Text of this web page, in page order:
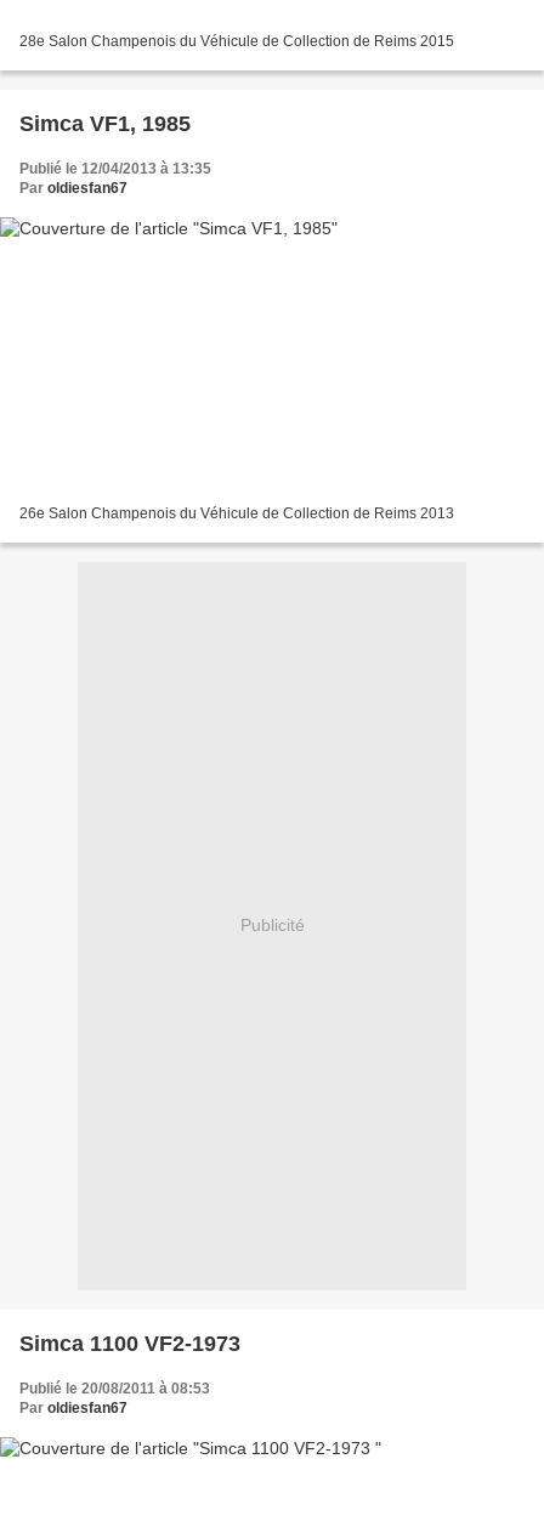
28e Salon Champenois du Véhicule de Collection de Reims 2015
Simca VF1, 1985
Publié le 12/04/2013 à 13:35
Par oldiesfan67
26e Salon Champenois du Véhicule de Collection de Reims 2013
Publicité
Simca 1100 VF2-1973
Publié le 20/08/2011 à 08:53
Par oldiesfan67